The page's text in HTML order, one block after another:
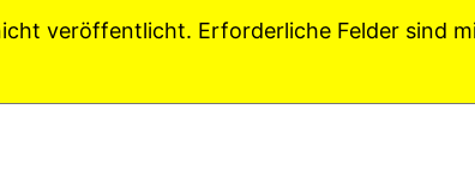
veröffentlicht. Erforderliche Felder sind